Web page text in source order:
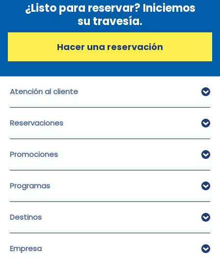
¿Listo para reservar? Iniciemos
su travesía.
Hacer una reservación
Atención al cliente
Preguntas frecuentes
Facturación
Reservaciones
Ver/Cancelar una reservación
Pre Check-in
Promociones
Suscríbase al boletín
Programas
Destinos
Ciudad de México
Empresa